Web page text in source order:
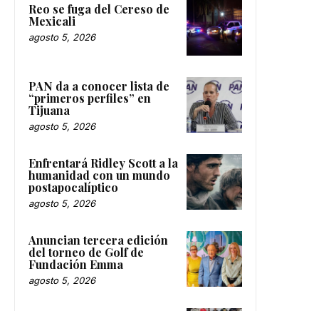
Reo se fuga del Cereso de
Mexicali
agosto 5, 2026
PAN da a conocer lista de
“primeros perfiles” en
Tijuana
agosto 5, 2026
Enfrentará Ridley Scott a la
humanidad con un mundo
postapocalíptico
agosto 5, 2026
Anuncian tercera edición
del torneo de Golf de
Fundación Emma
agosto 5, 2026